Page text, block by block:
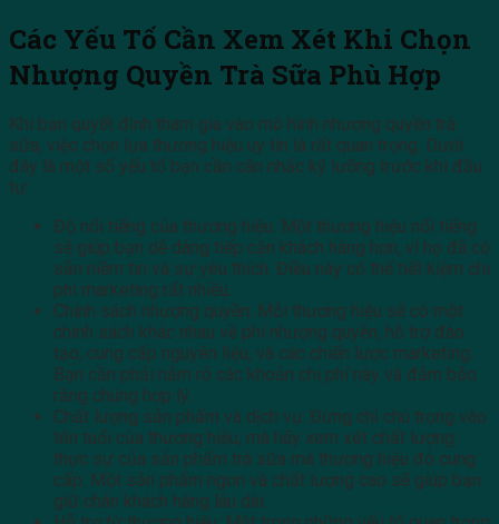
Các Yếu Tố Cần Xem Xét Khi Chọn
Nhượng Quyền Trà Sữa Phù Hợp
Khi bạn quyết định tham gia vào mô hình nhượng quyền trà
sữa, việc chọn lựa thương hiệu uy tín là rất quan trọng. Dưới
đây là một số yếu tố bạn cần cân nhắc kỹ lưỡng trước khi đầu
tư:
Độ nổi tiếng của thương hiệu: Một thương hiệu nổi tiếng
sẽ giúp bạn dễ dàng tiếp cận khách hàng hơn, vì họ đã có
sẵn niềm tin và sự yêu thích. Điều này có thể tiết kiệm chi
phí marketing rất nhiều.
Chính sách nhượng quyền: Mỗi thương hiệu sẽ có một
chính sách khác nhau về phí nhượng quyền, hỗ trợ đào
tạo, cung cấp nguyên liệu, và các chiến lược marketing.
Bạn cần phải nắm rõ các khoản chi phí này và đảm bảo
rằng chúng hợp lý.
Chất lượng sản phẩm và dịch vụ: Đừng chỉ chú trọng vào
tên tuổi của thương hiệu, mà hãy xem xét chất lượng
thực sự của sản phẩm trà sữa mà thương hiệu đó cung
cấp. Một sản phẩm ngon và chất lượng cao sẽ giúp bạn
giữ chân khách hàng lâu dài.